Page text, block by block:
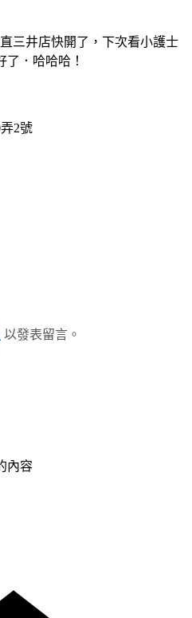
三井店快開了，下次看小護士
．哈哈哈！
2號
以發表留言。
內容